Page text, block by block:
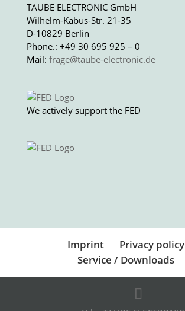
TAUBE ELECTRONIC GmbH
Wilhelm-Kabus-Str. 21-35
D-10829 Berlin
Phone.: +49 30 695 925 – 0
Mail: frage@taube-electronic.de
We actively support the FED
Imprint
Privacy policy
Service / Downloads